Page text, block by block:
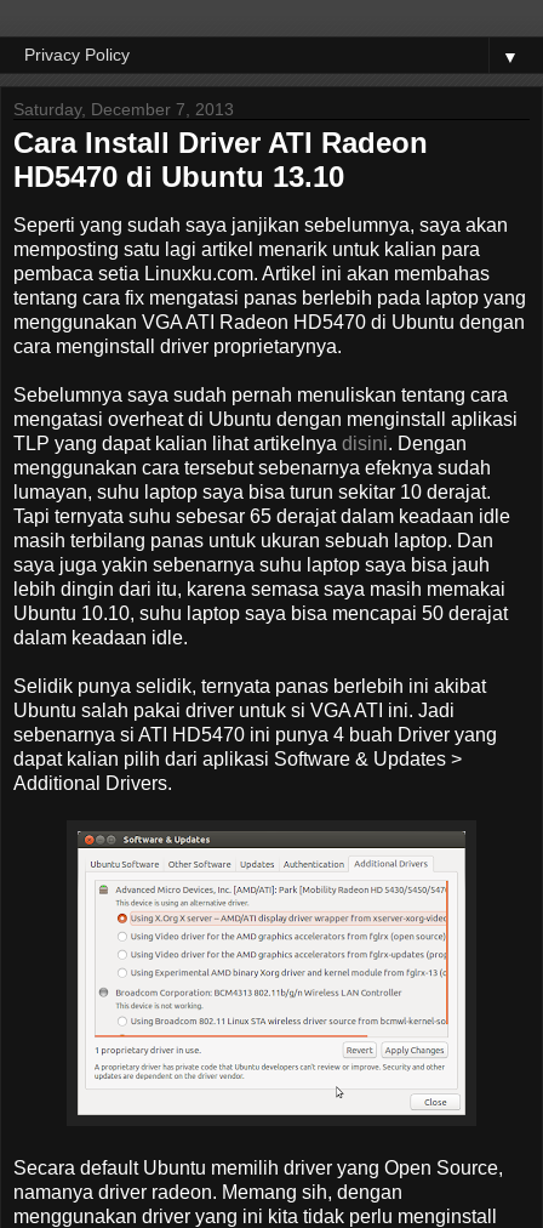
▼
Saturday, December 7, 2013
Cara Install Driver ATI Radeon
HD5470 di Ubuntu 13.10
Seperti yang sudah saya janjikan sebelumnya, saya akan
memposting satu lagi artikel menarik untuk kalian para
pembaca setia Linuxku.com. Artikel ini akan membahas
tentang cara fix mengatasi panas berlebih pada laptop yang
menggunakan VGA ATI Radeon HD5470 di Ubuntu dengan
cara menginstall driver proprietarynya.
Sebelumnya saya sudah pernah menuliskan tentang cara
mengatasi overheat di Ubuntu dengan menginstall aplikasi
TLP yang dapat kalian lihat artikelnya disini. Dengan
menggunakan cara tersebut sebenarnya efeknya sudah
lumayan, suhu laptop saya bisa turun sekitar 10 derajat.
Tapi ternyata suhu sebesar 65 derajat dalam keadaan idle
masih terbilang panas untuk ukuran sebuah laptop. Dan
saya juga yakin sebenarnya suhu laptop saya bisa jauh
lebih dingin dari itu, karena semasa saya masih memakai
Ubuntu 10.10, suhu laptop saya bisa mencapai 50 derajat
dalam keadaan idle.
Selidik punya selidik, ternyata panas berlebih ini akibat
Ubuntu salah pakai driver untuk si VGA ATI ini. Jadi
sebenarnya si ATI HD5470 ini punya 4 buah Driver yang
dapat kalian pilih dari aplikasi Software & Updates >
Additional Drivers.
Secara default Ubuntu memilih driver yang Open Source,
namanya driver radeon. Memang sih, dengan
menggunakan driver yang ini kita tidak perlu menginstall